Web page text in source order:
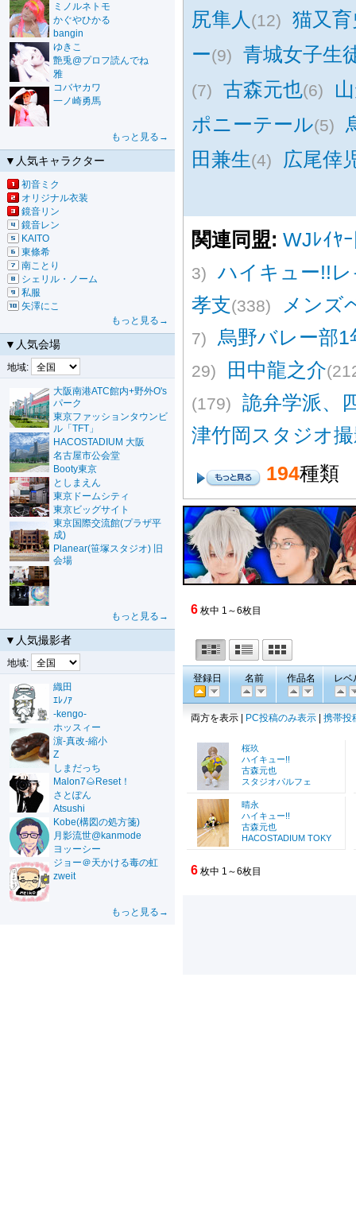
ミノルネトモ
かぐやひかる
bangin
ゆきこ
艶兎@プロフ読んでね
雅
コバヤカワ
一ノ崎勇馬
もっと見る→
▼人気キャラクター
初音ミク
オリジナル衣装
鏡音リン
鏡音レン
KAITO
東條希
南ことり
シェリル・ノーム
私服
矢澤にこ
もっと見る→
▼人気会場
地域:
大阪南港ATC館内+野外O's
パーク
東京ファッションタウンビ
ル「TFT」
HACOSTADIUM 大阪
名古屋市公会堂
Booty東京
としまえん
東京ドームシティ
東京ビッグサイト
東京国際交流館(プラザ平
成)
Planear(笹塚スタジオ) 旧
会場
もっと見る→
▼人気撮影者
地域:
織田
ｴﾚﾉｱ
-kengo-
ホッスィー
濵-真改-縮小
Z
しまだっち
Malon7🌰Reset！
さとぽん
Atsushi
Kobe(構図の処方箋)
月影流世@kanmode
ヨッーシー
ジョー＠天かける毒の虹
zweit
もっと見る→
尻隼人 (12)
猫又
ー(9) 青城女子生
(7) 古森元也(6)
ポニーテール(5)
田兼生(4) 広尾倖
関連同盟: WJﾚｲﾔ
3)
ハイキュー!!
孝支(338) メンズ
7) 烏野バレー部1
29) 田中龍之介
(179)
詭弁学派、
津竹岡スタジオ
194種類
6 枚中 1～6枚目
登録日 名前 作品名 レベ
両方を表示 | PC投稿のみ表示 携帯投
桜玖
ハイキュー!!
古森元也
スタジオパルフェ
晴永
ハイキュー!!
古森元也
HACOSTADIUM TOKY
6 枚中 1～6枚目